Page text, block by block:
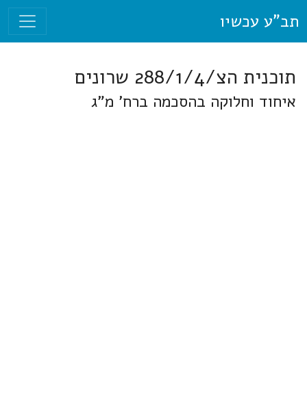
תב"ע עכשיו
תוכנית הצ/288/1/4 שרונים
איחוד וחלוקה בהסכמה ברח' מ"ג